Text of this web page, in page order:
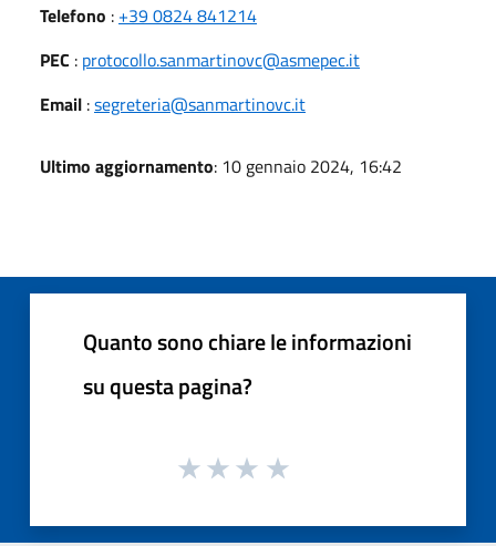
Telefono : +39 0824 841214
PEC : protocollo.sanmartinovc@asmepec.it
Email :segreteria@sanmartinovc.it
Ultimo aggiornamento: 10 gennaio 2024, 16:42
Quanto sono chiare le informazioni
su questa pagina?